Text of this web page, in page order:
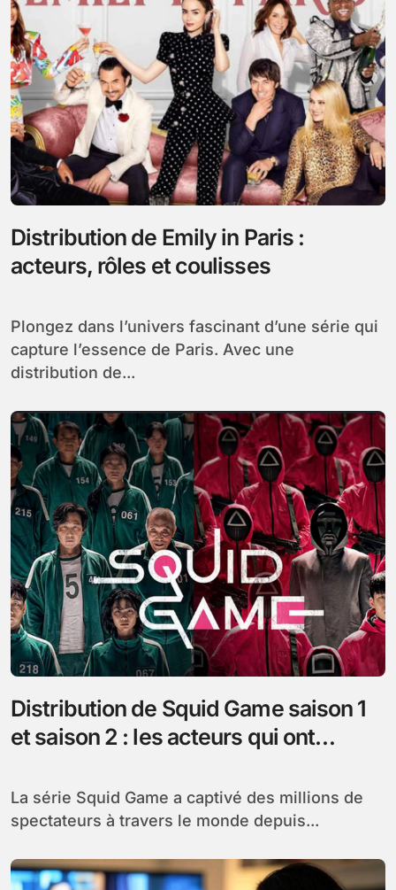
Distribution de Emily in Paris :
acteurs, rôles et coulisses
Plongez dans l’univers fascinant d’une série qui
capture l’essence de Paris. Avec une
distribution de...
Distribution de Squid Game saison 1
et saison 2 : les acteurs qui ont
La série Squid Game a captivé des millions de
spectateurs à travers le monde depuis...